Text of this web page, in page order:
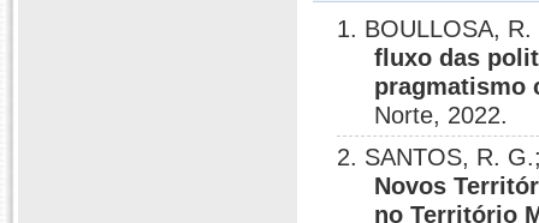
1. BOULLOSA,
fluxo das
pragmatismo
Norte, 2022.
2. SANTOS, R.
Novos
no Território